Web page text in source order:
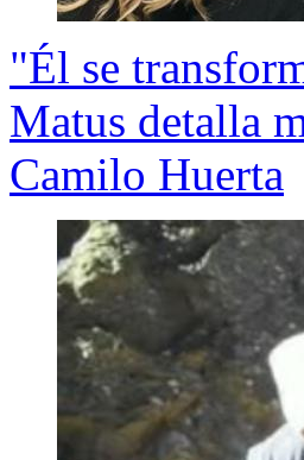
"Él se
Matus detalla
Camilo Huerta